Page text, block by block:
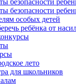
безопасности
особых детей
ребёнка от
лето
для школьников